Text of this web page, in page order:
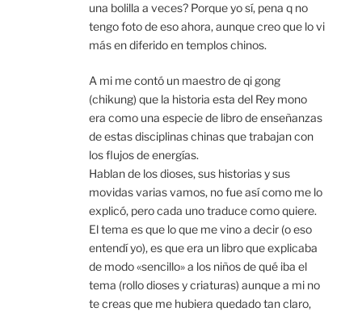
una bolilla a veces? Porque yo sí, pena q no
tengo foto de eso ahora, aunque creo que lo vi
más en diferido en templos chinos.
A mi me contó un maestro de qi gong
(chikung) que la historia esta del Rey mono
era como una especie de libro de enseñanzas
de estas disciplinas chinas que trabajan con
los flujos de energías.
Hablan de los dioses, sus historias y sus
movidas varias vamos, no fue así como me lo
explicó, pero cada uno traduce como quiere.
El tema es que lo que me vino a decir (o eso
entendí yo), es que era un libro que explicaba
de modo «sencillo» a los niños de qué iba el
tema (rollo dioses y criaturas) aunque a mi no
te creas que me hubiera quedado tan claro,